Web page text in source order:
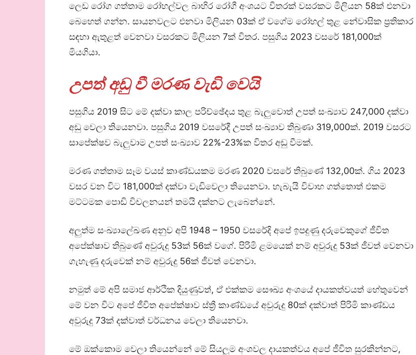
ලෙඩ රෝග ගත්තාම රෝහල්වල බාහිර රෝගී අංශයට විතරක් වසරකට මිලියන 58ක් එනවා
බෙහෙත් ගන්න. සායනවලට එනවා මිලියන 03ක් ඒ වගේම රෝහල් තුළ නේවාසික ප්‍රතිකාර
සඳහා ඇතුළත් වෙනවා වසරකට මිලියන 7ක් විතර. පසුගිය 2023 වසරේ 181,000ක්
මියගියා.
උපත් අඩු වී මරණ වැඩි වෙයි
පසුගිය 2019 සිට මේ දක්වා කාල පරිච්ඡේදය තුළ බැලුවොත් උපත් සංඛ්‍යාව 247,000 දක්වා
අඩු වෙලා තියෙනවා. පසුගිය 2019 වසරේදී උපත් සංඛ්‍යාව තිබුණා 319‍,000ක්. 2019 වසරට
සාපේක්ෂව බැලුවාම උපත් සංඛ්‍යාව 22%-23%ක විතර අඩු වීමක්.
මරණ ගත්තාම සෑම වයස් කාණ්ඩයකම මරණ 2020 වසරේ තිබුණේ 132,00ක්. ගිය 2023
වසර වන විට 181,000ක් දක්වා වැඩිවෙලා තියෙනවා. හැබැයි විවාහ ගත්තොත් එකම
මට්ටමක පොඩි විචලනයන් තමයි දක්නට ලැබෙන්නේ.
අලුත්ම සංඛ්‍යාලේඛණ අනුව අපි 1948 – 1950 වසරේදි අපේ ඉපදුණු දරුවෙකුගේ ජීවිත
අපේක්ෂාව තිබුණේ අවුරුදු 53ක් 56ක් වගේ. පිරිමි ළමයෙක් නම් අවුරුදු 53ක් ජීවත් වෙනවා
ගැහැණු දරුවෙක් නම් අවුරුදු 56ක් ජීවත් වෙනවා.
නමුත් මේ අපි සමාජ ආර්ථික දියුණුවත්, ඒ එක්කම සෞඛ්‍ය අංශයේ දායකත්වයත් හේතුවෙන්
මේ වන විට අපේ ජීවිත අපේක්ෂාව ස්ත්‍රී කාණ්ඩයේ අවුරුදු 80ක් දක්වාත් පිරිමි කාණ්ඩය
අවුරුදු 73ක් දක්වාත් වර්ධනය වෙලා තියෙනවා.
මේ ඔක්කොම වෙලා තියෙන්නේ මේ සියලුම අංශවල දායකත්වය අපේ ජීවිත සුරකින්නට,